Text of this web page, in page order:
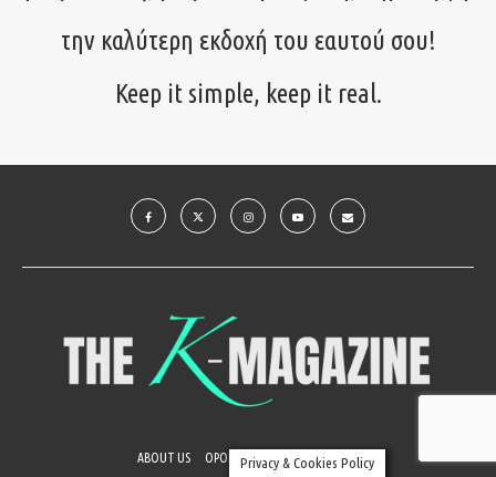
την καλύτερη εκδοχή του εαυτού σου!
Keep it simple, keep it real.
ABOUT US ΟΡΟΙ ΧΡΗΣΗΣ ΕΠΙΚΟΙΝΩΝΙΑ
Privacy & Cookies Policy